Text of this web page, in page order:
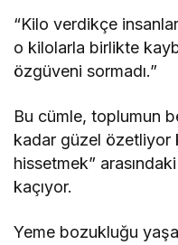
“Kilo verdikçe
o kilolarla birlikte
özgüveni sormadı.”
Bu cümle, toplumun
kadar güzel özetliyor
hissetmek”
kaçıyor.
Yeme bozukluğu